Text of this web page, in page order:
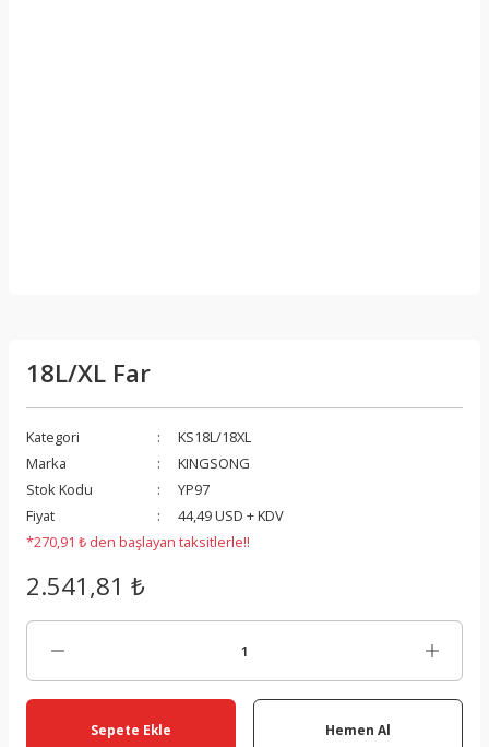
18L/XL Far
Kategori
KS18L/18XL
Marka
KINGSONG
Stok Kodu
YP97
Fiyat
44,49 USD + KDV
*270,91 ₺ den başlayan taksitlerle!!
2.541,81 ₺
Sepete Ekle Hemen Al